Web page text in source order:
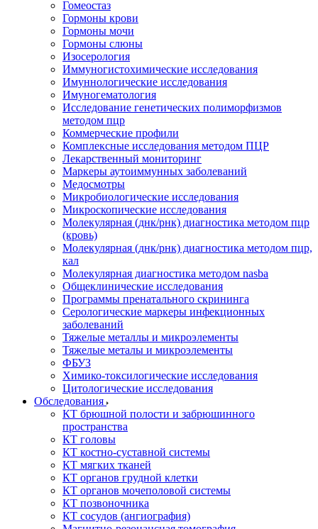
Гомеостаз
Гормоны крови
Гормоны мочи
Гормоны слюны
Изосерология
Иммуногистохимические исследования
Имуннологические исследования
Имуногематология
Исследование генетических полиморфизмов
методом пцр
Коммерческие профили
Комплексные исследования методом ПЦР
Лекарственный мониторинг
Маркеры аутоиммунных заболеваний
Медосмотры
Микробиологические исследования
Микроскопические исследования
Молекулярная (днк/рнк) диагностика методом пцр
(кровь)
Молекулярная (днк/рнк) диагностика методом пцр,
кал
Молекулярная диагностика методом nasba
Общеклинические исследования
Программы пренатального скрининга
Серологические маркеры инфекционных
заболеваний
Тяжелые металлы и микроэлементы
Тяжелые металы и микроэлементы
ФБУЗ
Химико-токсилогические исследования
Цитологические исследования
Обследования
КТ брюшной полости и забрюшинного
пространства
КТ головы
КТ костно-суставной системы
КТ мягких тканей
КТ органов грудной клетки
КТ органов мочеполовой системы
КТ позвоночника
КТ сосудов (ангиография)